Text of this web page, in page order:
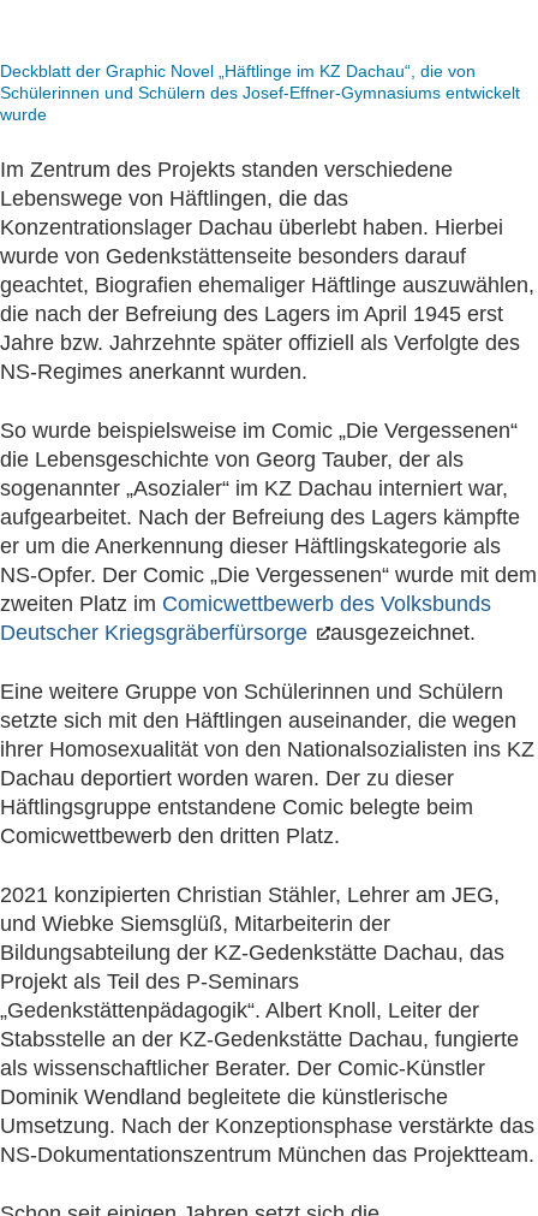
Deckblatt der Graphic Novel „Häftlinge im KZ Dachau“, die von
Schülerinnen und Schülern des Josef-Effner-Gymnasiums entwickelt
wurde
Im Zentrum des Projekts standen verschiedene
Lebenswege von Häftlingen, die das
Konzentrationslager Dachau überlebt haben. Hierbei
wurde von Gedenkstättenseite besonders darauf
geachtet, Biografien ehemaliger Häftlinge auszuwählen,
die nach der Befreiung des Lagers im April 1945 erst
Jahre bzw. Jahrzehnte später offiziell als Verfolgte des
NS-Regimes anerkannt wurden.
So wurde beispielsweise im Comic „Die Vergessenen“
die Lebensgeschichte von Georg Tauber, der als
sogenannter „Asozialer“ im KZ Dachau interniert war,
aufgearbeitet. Nach der Befreiung des Lagers kämpfte
er um die Anerkennung dieser Häftlingskategorie als
NS-Opfer. Der Comic „Die Vergessenen“ wurde mit dem
zweiten Platz im Comicwettbewerb des Volksbunds
Deutscher Kriegsgräberfürsorge
ausgezeichnet.
Eine weitere Gruppe von Schülerinnen und Schülern
setzte sich mit den Häftlingen auseinander, die wegen
ihrer Homosexualität von den Nationalsozialisten ins KZ
Dachau deportiert worden waren. Der zu dieser
Häftlingsgruppe entstandene Comic belegte beim
Comicwettbewerb den dritten Platz.
2021 konzipierten Christian Stähler, Lehrer am JEG,
und Wiebke Siemsglüß, Mitarbeiterin der
Bildungsabteilung der KZ-Gedenkstätte Dachau, das
Projekt als Teil des P-Seminars
„Gedenkstättenpädagogik“. Albert Knoll, Leiter der
Stabsstelle an der KZ-Gedenkstätte Dachau, fungierte
als wissenschaftlicher Berater. Der Comic-Künstler
Dominik Wendland begleitete die künstlerische
Umsetzung. Nach der Konzeptionsphase verstärkte das
NS-Dokumentationszentrum München das Projektteam.